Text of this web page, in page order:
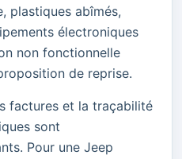
plastiques abîmés,
électroniques
non fonctionnelle
de reprise.
factures et la traçabilité
sont
Pour une Jeep